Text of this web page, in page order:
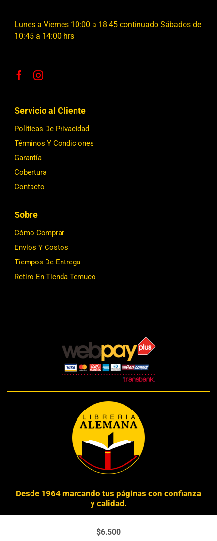
$6.500
Lunes a Viernes 10:00 a 18:45 continuado Sábados de
10:45 a 14:00 hrs
Servicio al Cliente
Políticas De Privacidad
Términos Y Condiciones
Garantía
Cobertura
Contacto
Sobre
Cómo Comprar
Envíos Y Costos
Tiempos De Entrega
Retiro En Tienda Temuco
Desde 1964 marcando tus páginas con confianza
y calidad.
Derechos Reservados © 2024 Librería Alemana